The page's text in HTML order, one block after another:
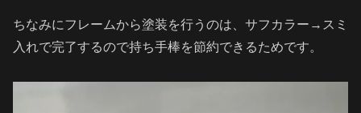
ちなみにフレームから塗装を行うのは、サフカラー→スミ
入れで完了するので持ち手棒を節約できるためです。